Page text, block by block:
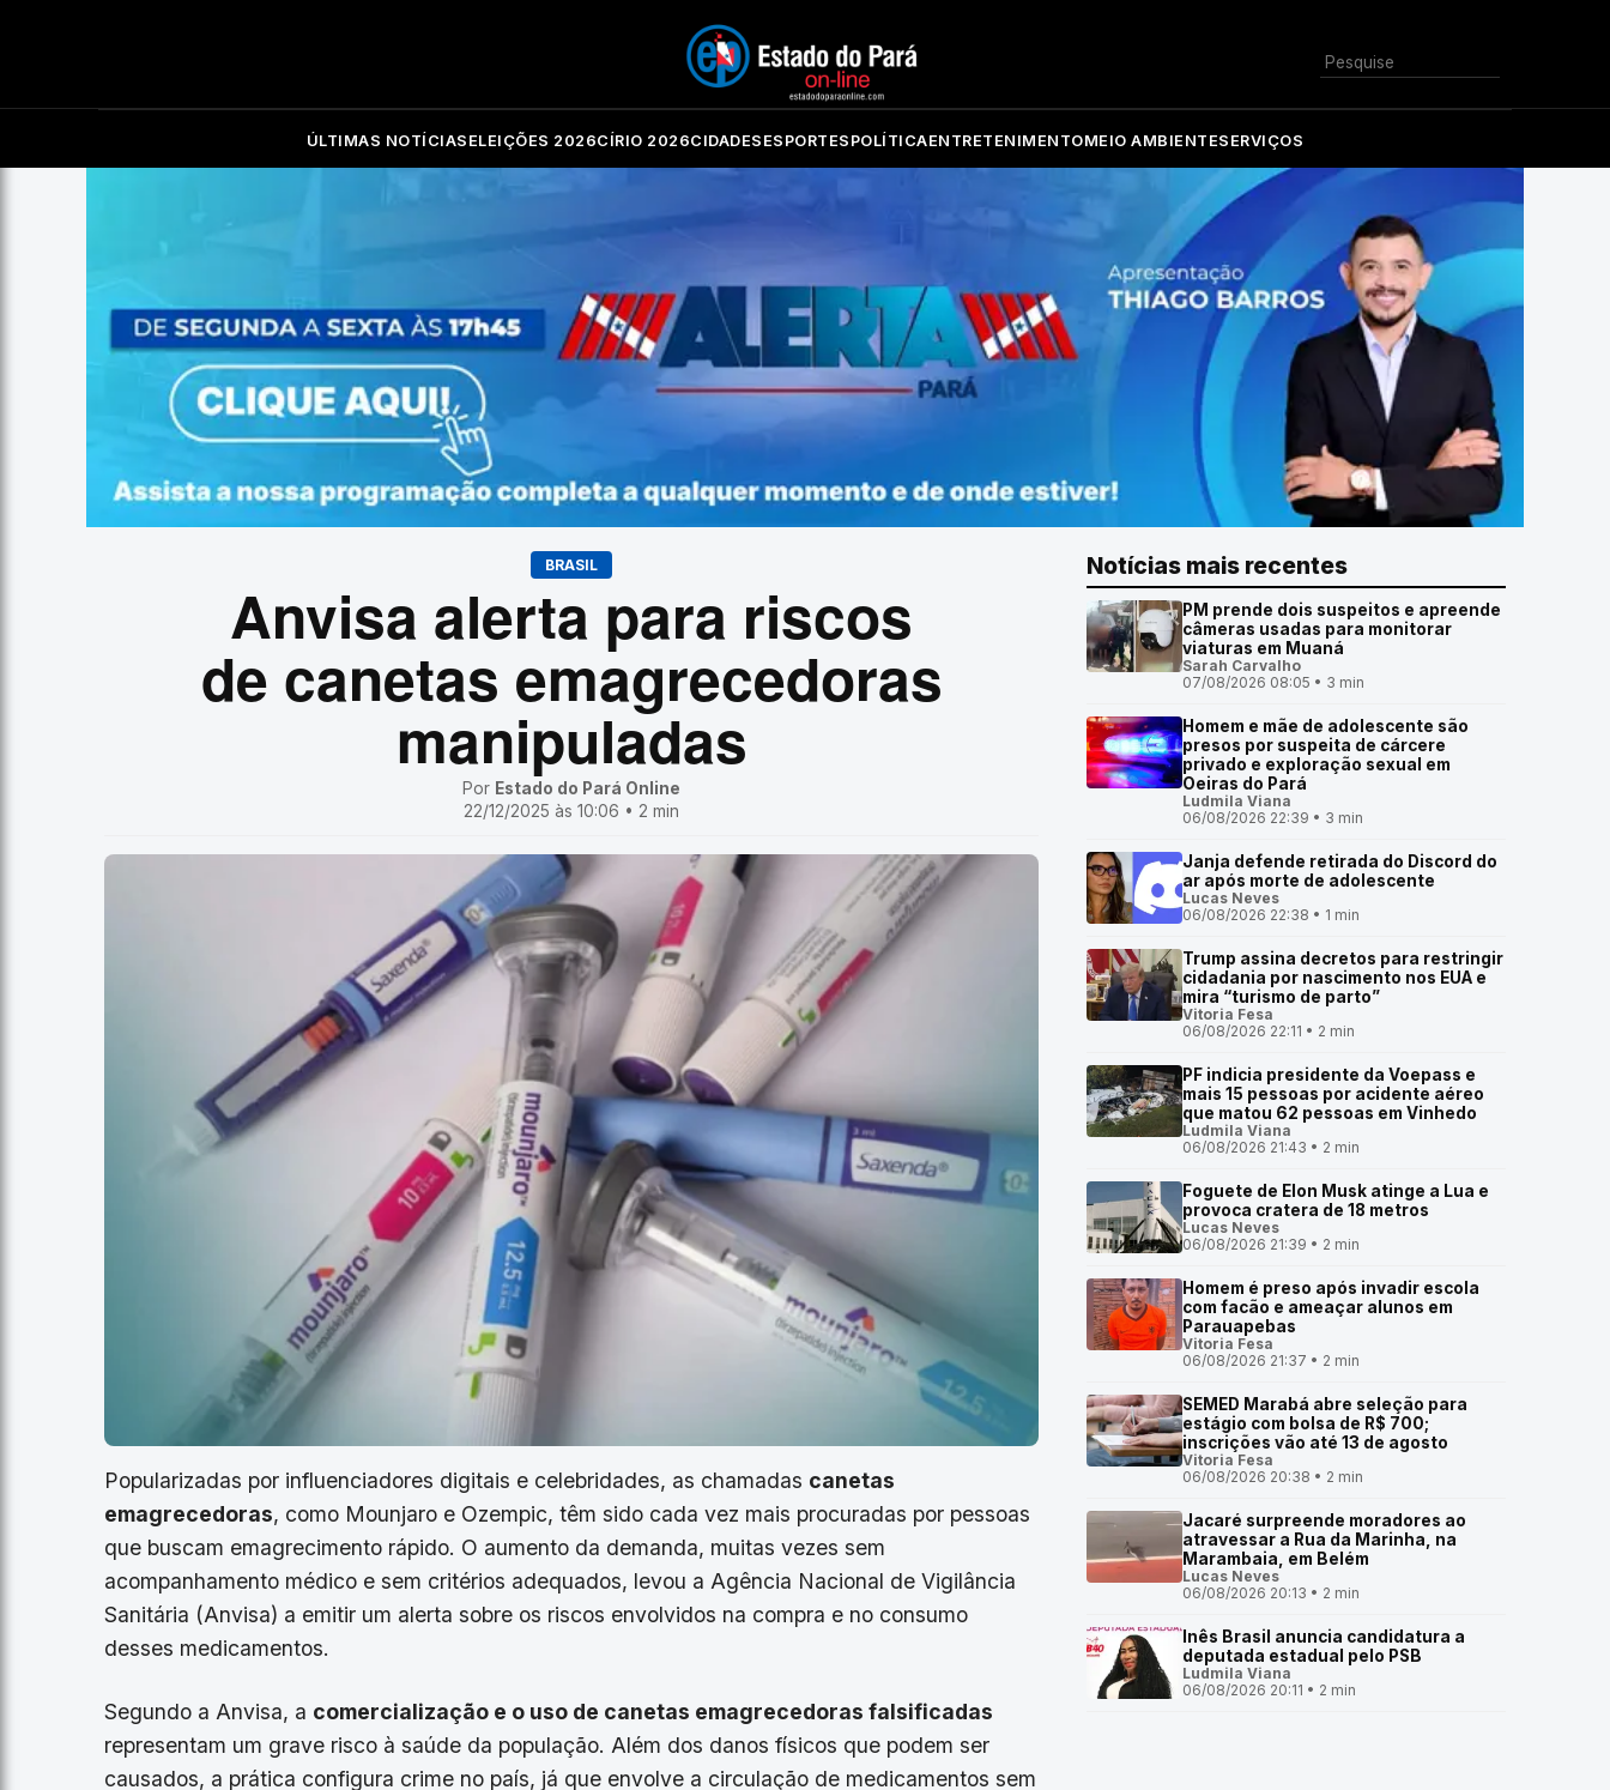
Buscar
ÚLTIMAS NOTÍCIAS ELEIÇÕES 2026CÍRIO 2026CIDADES ESPORTES POLÍTICAENTRETENIMENTOMEIO AMBIENTESERVIÇOS
BRASIL
Anvisa alerta para riscos
de canetas emagrecedoras
manipuladas
Por Estado do Pará Online
22/12/2025 às 10:06 • 2 min
Popularizadas por influenciadores digitais e celebridades, as chamadas canetas
emagrecedoras, como Mounjaro e Ozempic, têm sido cada vez mais procuradas por pessoas
que buscam emagrecimento rápido. O aumento da demanda, muitas vezes sem
acompanhamento médico e sem critérios adequados, levou a Agência Nacional de Vigilância
Sanitária (Anvisa) a emitir um alerta sobre os riscos envolvidos na compra e no consumo
desses medicamentos.
Segundo a Anvisa, a comercialização e o uso de canetas emagrecedoras falsificadas
representam um grave risco à saúde da população. Além dos danos físicos que podem ser
causados, a prática configura crime no país, já que envolve a circulação de medicamentos sem
Notícias mais recentes
PM prende dois suspeitos e apreende
câmeras usadas para monitorar
viaturas em Muaná
Sarah Carvalho
07/08/2026 08:05 • 3 min
Homem e mãe de adolescente são
presos por suspeita de cárcere
privado e exploração sexual em
Oeiras do Pará
Ludmila Viana
06/08/2026 22:39 • 3 min
Janja defende retirada do Discord do
ar após morte de adolescente
Lucas Neves
06/08/2026 22:38 • 1 min
Trump assina decretos para restringir
cidadania por nascimento nos EUA e
mira “turismo de parto”
Vitoria Fesa
06/08/2026 22:11 • 2 min
PF indicia presidente da Voepass e
mais 15 pessoas por acidente aéreo
que matou 62 pessoas em Vinhedo
Ludmila Viana
06/08/2026 21:43 • 2 min
Foguete de Elon Musk atinge a Lua e
provoca cratera de 18 metros
Lucas Neves
06/08/2026 21:39 • 2 min
Homem é preso após invadir escola
com facão e ameaçar alunos em
Parauapebas
Vitoria Fesa
06/08/2026 21:37 • 2 min
SEMED Marabá abre seleção para
estágio com bolsa de R$ 700;
inscrições vão até 13 de agosto
Vitoria Fesa
06/08/2026 20:38 • 2 min
Jacaré surpreende moradores ao
atravessar a Rua da Marinha, na
Marambaia, em Belém
Lucas Neves
06/08/2026 20:13 • 2 min
Inês Brasil anuncia candidatura a
deputada estadual pelo PSB
Ludmila Viana
06/08/2026 20:11 • 2 min